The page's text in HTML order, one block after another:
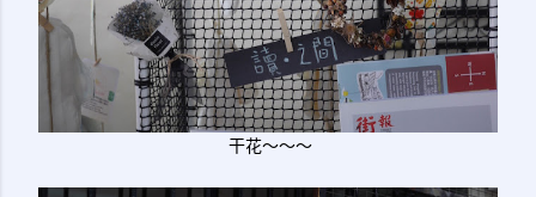
干花～～～